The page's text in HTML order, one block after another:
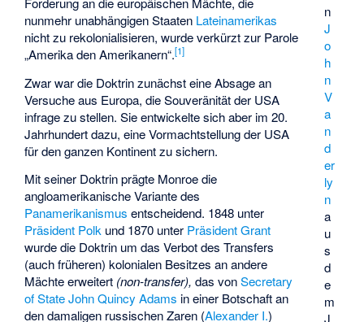
n
J
o
h
n
V
a
n
d
er
ly
n
a
u
s
d
e
m
J
nunmehr unabhängigen Staaten Lateinamerikas
nicht zu rekolonialisieren, wurde verkürzt zur Parole
„Amerika den Amerikanern“.[1]
Zwar war die Doktrin zunächst eine Absage an
Versuche aus Europa, die Souveränität der USA
infrage zu stellen. Sie entwickelte sich aber im 20.
Jahrhundert dazu, eine Vormachtstellung der USA
für den ganzen Kontinent zu sichern.
Mit seiner Doktrin prägte Monroe die
angloamerikanische Variante des
Panamerikanismus entscheidend. 1848 unter
Präsident Polk und 1870 unter Präsident Grant
wurde die Doktrin um das Verbot des Transfers
(auch früheren) kolonialen Besitzes an andere
Mächte erweitert (non-transfer), das vonSecretary
of State John Quincy Adams in einer Botschaft an
den damaligen russischen Zaren (Alexander I.)